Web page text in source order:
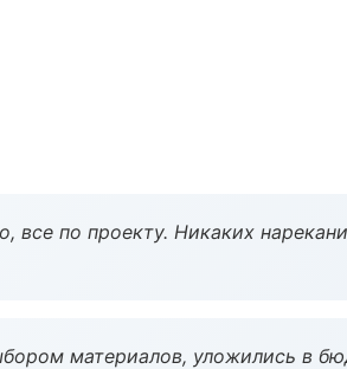
все по проекту. Никаких
материалов, уложились в